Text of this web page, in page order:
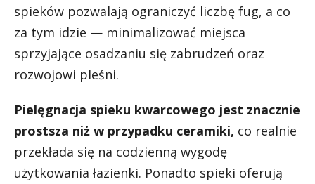
spieków pozwalają ograniczyć liczbę fug, a co
za tym idzie — minimalizować miejsca
sprzyjające osadzaniu się zabrudzeń oraz
rozwojowi pleśni.
Pielęgnacja spieku kwarcowego jest znacznie
prostsza niż w przypadku ceramiki, co realnie
przekłada się na codzienną wygodę
użytkowania łazienki. Ponadto spieki oferują